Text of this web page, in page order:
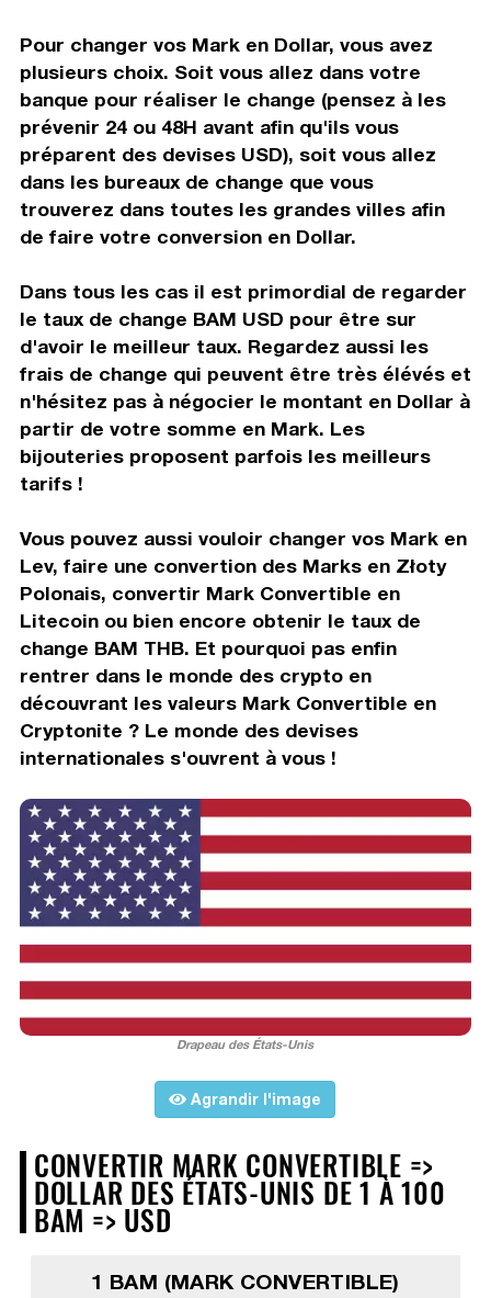
Pour changer vos Mark en Dollar, vous avez
plusieurs choix. Soit vous allez dans votre
banque pour réaliser le change (pensez à les
prévenir 24 ou 48H avant afin qu'ils vous
préparent des devises USD), soit vous allez
dans les bureaux de change que vous
trouverez dans toutes les grandes villes afin
de faire votre conversion en Dollar.
Dans tous les cas il est primordial de regarder
le taux de change BAM USD pour être sur
d'avoir le meilleur taux. Regardez aussi les
frais de change qui peuvent être très élévés et
n'hésitez pas à négocier le montant en Dollar à
partir de votre somme en Mark. Les
bijouteries proposent parfois les meilleurs
tarifs !
Vous pouvez aussi vouloir changer vos Mark en
Lev, faire une convertion des Marks en Złoty
Polonais, convertir Mark Convertible en
Litecoin ou bien encore obtenir le taux de
change BAM THB. Et pourquoi pas enfin
rentrer dans le monde des crypto en
découvrant les valeurs Mark Convertible en
Cryptonite ? Le monde des devises
internationales s'ouvrent à vous !
Drapeau des États-Unis
Agrandir l'image
CONVERTIR MARK CONVERTIBLE =>
DOLLAR DES ÉTATS-UNIS DE 1 À 100
BAM => USD
1 BAM (MARK CONVERTIBLE)